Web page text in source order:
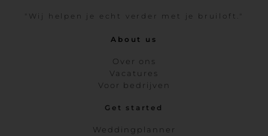
"Wij helpen je echt verder met je bruiloft."
About us
Over ons
Vacatures
Voor bedrijven
Get started
Weddingplanner